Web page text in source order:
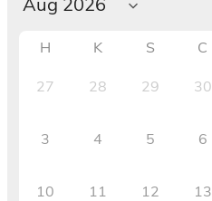
H K S C
27 28 29 30
3 4 5 6
10 11 12 13